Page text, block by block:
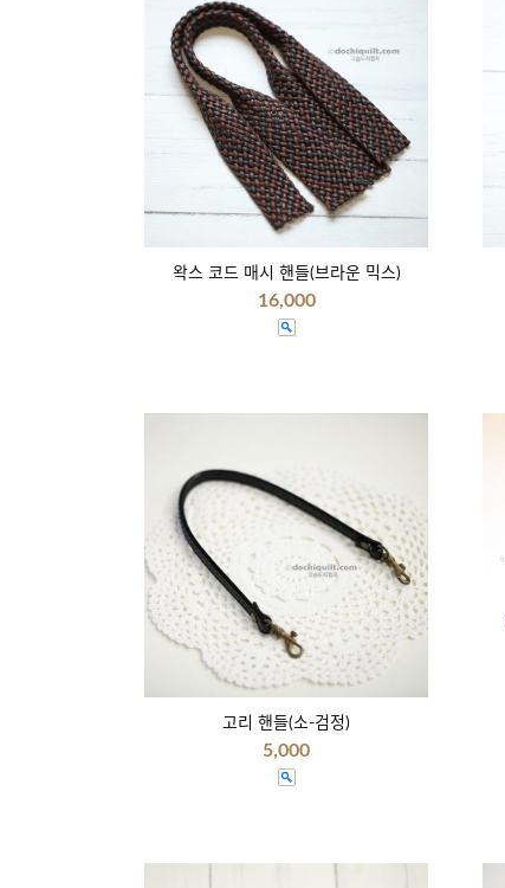
왁스 코드 매시 핸들(브라운 믹스)
16,000
고리 핸들(소-검정)
5,000